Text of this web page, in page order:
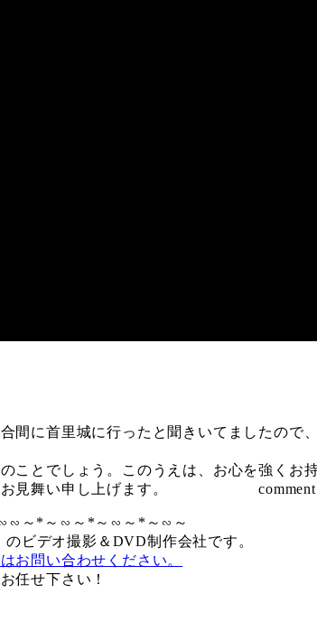
間に首里城に行ったと聞きいてましたの
ことでしょう。このうえは、お心を強くお
りお見舞い申し上げます。 comment
～*～∽～*～∽～*～∽～
ビデオ撮影＆DVD制作会社です。
お問い合わせください。
任せ下さい！